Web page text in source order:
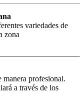
variedades de
zona
manera profesional.
a través de los